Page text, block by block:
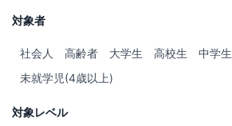
対象者
社会人 高齢者 大学生 高校生 中学生
未就学児(4歳以上)
対象レベル